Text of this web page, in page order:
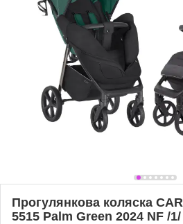
Прогулянкова коляска
5515 Palm Green 2024 NF /1/